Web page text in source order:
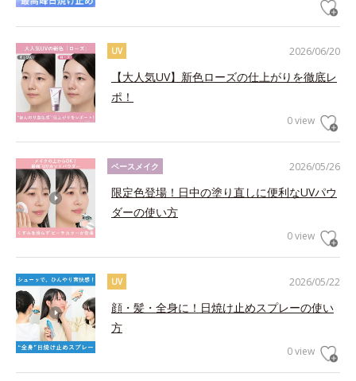
2026/06/20
UV
【大人気UV】新色ローズの仕上がりを徹底レ
ポ！
0 view
2026/05/26
ベースメイク
限定色登場！日中の塗り直しに便利なUVパウ
ダーの使い方
0 view
2026/05/22
UV
顔・髪・全身に！日焼け止めスプレーの使い
方
0 view